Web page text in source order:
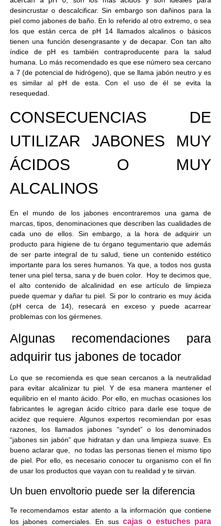
desincrustar o descalcificar. Sin embargo son dañinos para la
piel como jabones de baño. En lo referido al otro extremo, o sea
los que están cerca de pH 14 llamados alcalinos o básicos
tienen una función desengrasante y de decapar. Con tan alto
índice de pH es también contraproducente para la salud
humana. Lo más recomendado es que ese número sea cercano
a 7 (de potencial de hidrógeno), que se llama jabón neutro y es
es similar al pH de esta. Con el uso de él se evita la
resequedad.
CONSECUENCIAS DE
UTILIZAR JABONES MUY
ÁCIDOS O MUY
ALCALINOS
En el mundo de los jabones encontraremos una gama de
marcas, tipos, denominaciones que describen las cualidades de
cada uno de ellos. Sin embargo, a la hora de adquirir un
producto para higiene de tu órgano tegumentario que además
de ser parte integral de tu salud, tiene un contenido estético
importante para los seres humanos. Ya que, a todos nos gusta
tener una piel tersa, sana y de buen color.
Hoy te decimos que,
el alto contenido de alcalinidad en ese artículo de limpieza
puede quemar y dañar tu piel. Si por lo contrario es muy ácida
(pH cerca de 14), resecará en exceso y puede acarrear
problemas con los gérmenes.
Algunas recomendaciones para
adquirir tus jabones de tocador
Lo que se recomienda es que sean cercanos a la neutralidad
para evitar alcalinizar tu piel. Y de esa manera mantener el
equilibrio en el manto ácido. Por ello, en muchas ocasiones los
fabricantes le agregan ácido cítrico para darle ese toque de
acidez que requiere . Algunos expertos recomiendan por esas
razones, los llamados jabones “syndet” o los denominados
“jabones sin jabón” que hidratan y dan una limpieza suave. Es
bueno aclarar que, no todas las personas tienen el mismo tipo
de piel. Por ello, es necesario conocer tu organismo con el fin
de usar los productos que vayan con tu realidad y te sirvan.
Un buen envoltorio puede ser la diferencia
Te recomendamos estar atento a la información que contiene
los jabones comerciales. En sus cajas o estuches para